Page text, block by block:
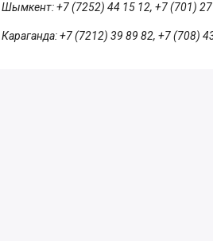
Шымкент: +7 (7252) 44 15 12, +7 (701)
Караганда: +7 (7212) 39 89 82, +7 (708)